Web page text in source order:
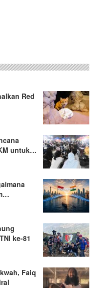
Red
untuk…
ke-81
Faiq